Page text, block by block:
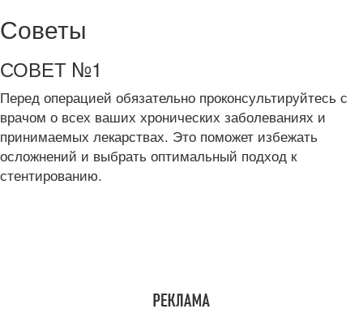
Советы
СОВЕТ №1
Перед операцией обязательно проконсультируйтесь с
врачом о всех ваших хронических заболеваниях и
принимаемых лекарствах. Это поможет избежать
осложнений и выбрать оптимальный подход к
стентированию.